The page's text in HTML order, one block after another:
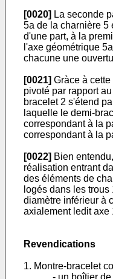
[0020] La seconde
5a de la charnière 5
d'une part, à la
l'axe géométrique
chacune une
[0021] Gràce à
pivoté par rapport
bracelet 2 s'étend
laquelle le demi-
correspondant à la
correspondant à la
[0022] Bien
réalisation entrant
des éléments de
logés dans les
diamètre inférieur à
axialement ledit axe
Revendications
1. Montre-bracelet
- un boîtier